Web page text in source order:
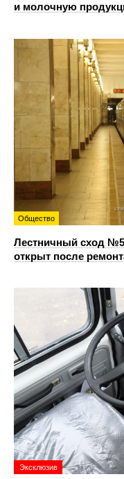
и молочную
Общество
Лестничный сход №5
открыт после
Эксклюзив